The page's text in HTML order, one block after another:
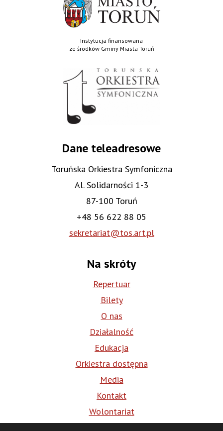
Instytucja finansowana
ze środków Gminy Miasta Toruń
Dane teleadresowe
Toruńska Orkiestra Symfoniczna
Al. Solidarności 1-3
87-100 Toruń
+48 56 622 88 05
sekretariat@tos.art.pl
Na skróty
Repertuar
Bilety
O nas
Działalność
Edukacja
Orkiestra dostępna
Media
Kontakt
Wolontariat